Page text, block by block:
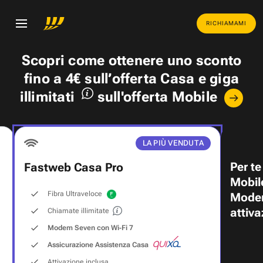
RICHIAMAMI
Scopri come ottenere uno sconto
fino a 4€ sull’offerta Casa egiga
illimitati
sull'offerta Mobile
LA PIÙ VENDUTA
Fastweb Casa Pro
Fibra Ultraveloce
Chiamate illimitate
Modem Seven con Wi‑Fi 7
Assicurazione Assistenza Casa
Per